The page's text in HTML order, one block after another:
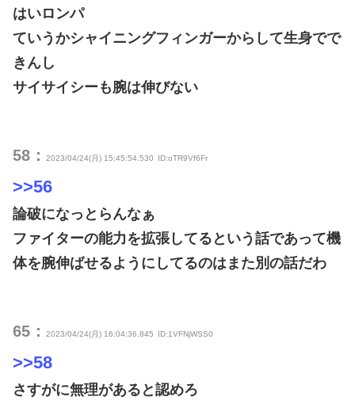
はいロンパ
ていうかシャイニングフィンガーからして生身でで
きんし
サイサイシーも腕は伸びない
58： 2023/04/24(月) 15:45:54.530 ID:oTR9Vf6Fr
>>56
論破になっとらんなぁ
ファイターの能力を拡張してるという話であって機
体を腕伸ばせるようにしてるのはまた別の話だわ
65： 2023/04/24(月) 16:04:36.845 ID:1VFNjWSS0
>>58
さすがに無理があると認めろ